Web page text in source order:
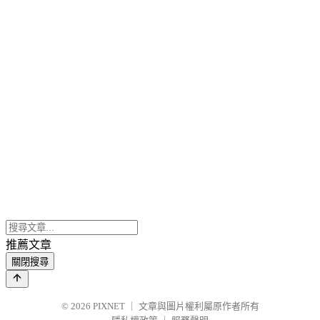
推薦文章
關閉搜尋
© 2026 PIXNET
文章與圖片權利屬原作者所有